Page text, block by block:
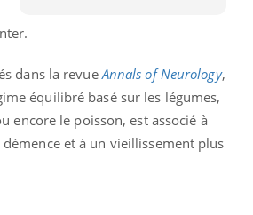
dans la revue Annals of Neurology,
équilibré basé sur les légumes,
encore le poisson, est associé à
et à un vieillissement plus